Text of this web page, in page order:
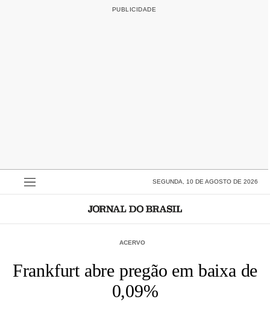
SEGUNDA, 10 DE AGOSTO DE 2026
ACERVO
Frankfurt abre pregão em baixa de
0,09%